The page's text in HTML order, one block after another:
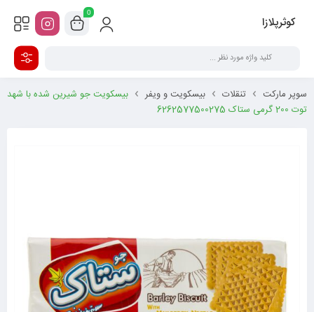
کوثرپلازا
0
سوپر مارکت تنقلات بیسکویت و ویفر
بیسکویت جو شیرین شده با شهد
توت 200 گرمی ستاک 6262577500275